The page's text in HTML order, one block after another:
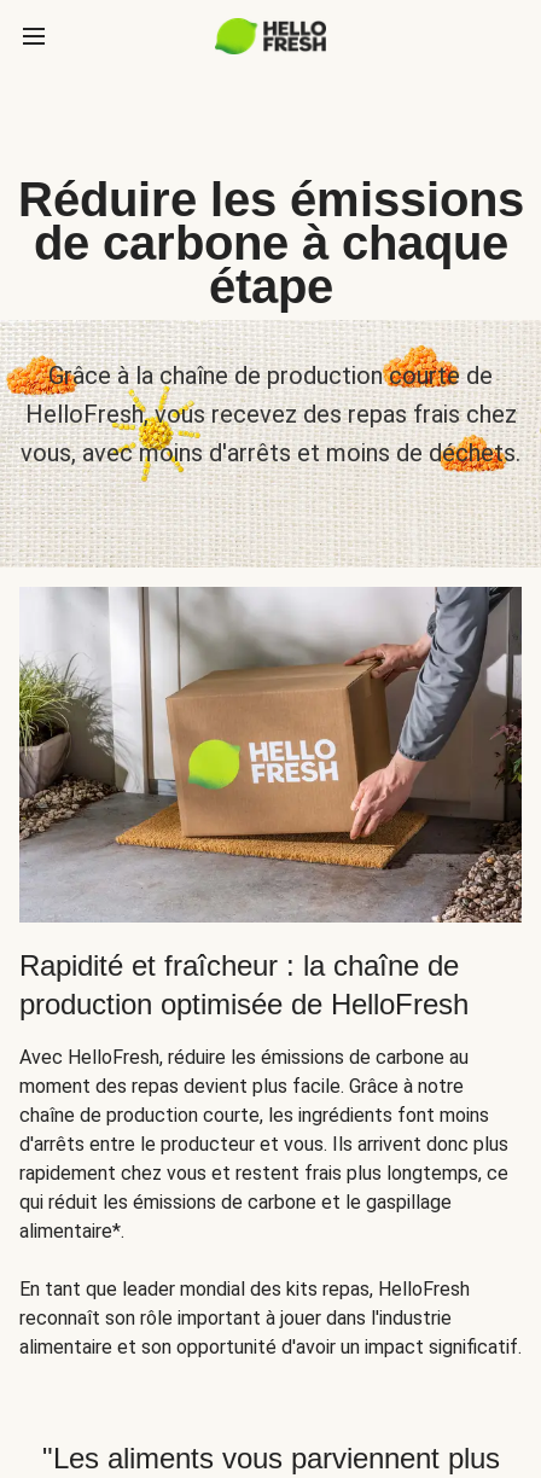
Réduire les émissions
de carbone à chaque
étape
Grâce à la chaîne de production courte de
HelloFresh, vous recevez des repas frais chez
vous, avec moins d'arrêts et moins de déchets.
Rapidité et fraîcheur : la chaîne de
production optimisée de HelloFresh
Avec HelloFresh, réduire les émissions de carbone au
moment des repas devient plus facile. Grâce à notre
chaîne de production courte, les ingrédients font moins
d'arrêts entre le producteur et vous. Ils arrivent donc plus
rapidement chez vous et restent frais plus longtemps, ce
qui réduit les émissions de carbone et le gaspillage
alimentaire*.
En tant que leader mondial des kits repas, HelloFresh
reconnaît son rôle important à jouer dans l'industrie
alimentaire et son opportunité d'avoir un impact significatif.
"Les aliments vous parviennent plus